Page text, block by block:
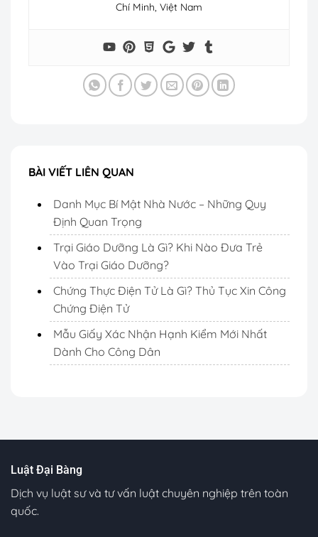
Chí Minh, Việt Nam
BÀI VIẾT LIÊN QUAN
Danh Mục Bí Mật Nhà Nước – Những Quy
Định Quan Trọng
Trại Giáo Dưỡng Là Gì? Khi Nào Đưa Trẻ
Vào Trại Giáo Dưỡng?
Chứng Thực Điện Tử Là Gì? Thủ Tục Xin Công
Chứng Điện Tử
Mẫu Giấy Xác Nhận Hạnh Kiểm Mới Nhất
Dành Cho Công Dân
Luật Đại Bàng
Dịch vụ luật sư và tư vấn luật chuyên nghiệp trên toàn
quốc.